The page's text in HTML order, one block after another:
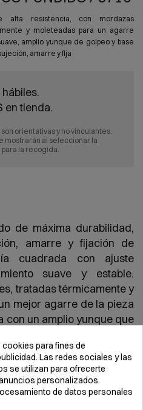
alta resistencia, con mordazas
y moleteadas para un agarre
amplio yunque de golpeo y base
amarre y fija
en tienda.
orientativas y no vinculantes.
mostrarán al seleccionar la
la recogida.
de máxima durabilidad,
amarre y fijación de
cuadrada con ajuste
suave y estable.
tratadas térmicamente y
mejor agarre de la pieza
con un amplio yunque que
a una mesa de
cookies para fines de
Las redes sociales y las
se utilizan para ofrecerte
personalizados.
de datos personales